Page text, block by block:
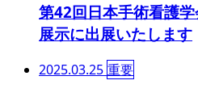
第42回日本手術看護
展示に出展いたします
2025.03.25 重要